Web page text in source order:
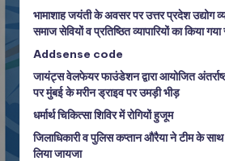
भामाशाह जयंती के अवसर पर उत्तर प्रदेश उद्योग
समाज सेवियों व प्रतिष्ठित व्यापारियों का किया गया
Addsense code
जायंट्स वेलफेयर फाउंडेशन द्वारा आयोजित
पर मुंबई के मरीन ड्राइव पर उमड़ी भीड़
धर्मार्थ चिकित्सा शिविर में रोगियों हुजूम
जिलाधिकारी व पुलिस कप्तान औरैया ने टीम के
लिया जायजा